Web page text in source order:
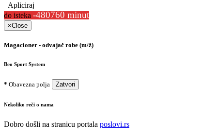
Apliciraj
do isteka -480760 minut
×Close
Magacioner - odvajač robe (m/ž)
Beo Sport System
* Obavezna polja Zatvori
Nekoliko reči o nama
Dobro došli na stranicu portala poslovi.rs